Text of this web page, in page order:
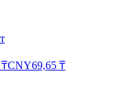
₸CNY69,65 ₸